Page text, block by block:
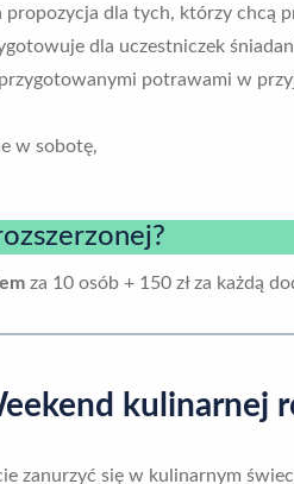
propozycja dla tych, którzy chcą
dla uczestniczek
potrawami w
w sobotę,
za 10 osób + 150 zł za każdą
kulinarnej
zanurzyć się w kulinarnym